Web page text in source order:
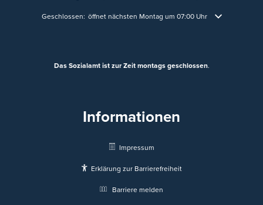
Klicken, um weitere Öffnungs- oder Schließzeiten auszublenden
Geschlossen: öffnet nächsten Montag um 07:00 Uhr
Das Sozialamt ist zur Zeit montags geschlossen.
Informationen
Impressum
Erklärung zur Barrierefreiheit
Barriere melden